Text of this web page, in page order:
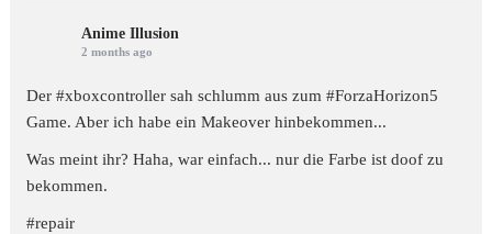
Anime Illusion
2 months ago
Der #xboxcontroller sah schlumm aus zum#ForzaHorizon5
Game. Aber ich habe ein Makeover hinbekommen...
Was meint ihr? Haha, war einfach... nur die Farbe ist doof zu
bekommen.
#repair